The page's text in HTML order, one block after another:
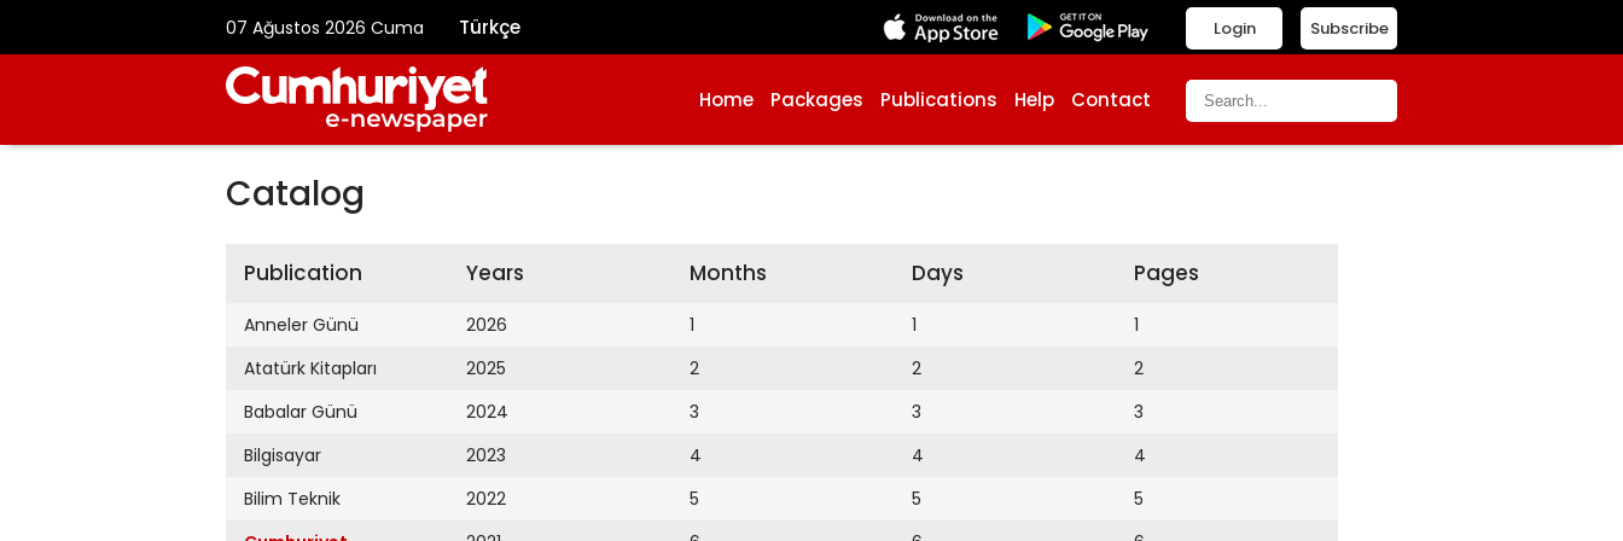
07 Ağustos 2026 Cuma Türkçe Subscribe
Login
Home Packages Publications Help Contact
Catalog
Publication
Anneler Günü
Atatürk Kitapları
Babalar Günü
Bilgisayar
Bilim Teknik
Years
2026
2025
2024
2023
2022
Months
1
2
3
4
5
Days
1
2
3
4
5
Pages
1
2
3
4
5